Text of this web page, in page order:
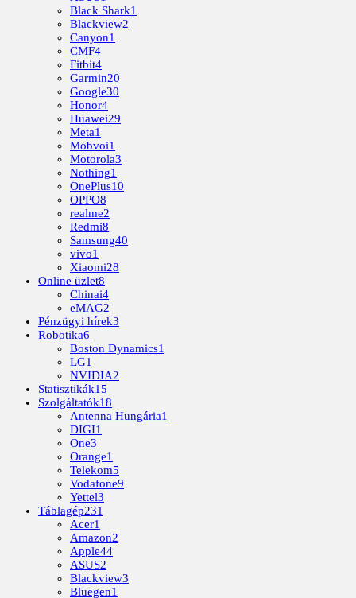
Black Shark1
Blackview2
Canyon1
CMF4
Fitbit4
Garmin20
Google30
Honor4
Huawei29
Meta1
Mobvoi1
Motorola3
Nothing1
OnePlus10
OPPO8
realme2
Redmi8
Samsung40
vivo1
Xiaomi28
Online üzlet8
Chinai4
eMAG2
Pénzügyi hírek3
Robotika6
Boston Dynamics1
LG1
NVIDIA2
Statisztikák15
Szolgáltatók18
Antenna Hungária1
DIGI1
One3
Orange1
Telekom5
Vodafone9
Yettel3
Táblagép231
Acer1
Amazon2
Apple44
ASUS2
Blackview3
Bluegen1